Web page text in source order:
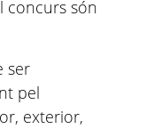
concurs són
ser
pel
exterior,